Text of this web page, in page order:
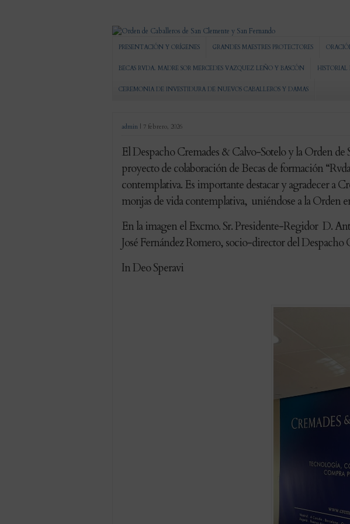
PRESENTACIÓN Y ORÍGENES GRANDES MAESTRES PROTECTORES
BECAS RVDA. MADRE SOR MERCEDES VAZQUEZ LEÑO Y BASCÓN HISTORIAL
CEREMONIA DE INVESTIDURA DE NUEVOS CABALLEROS Y DAMAS
admin | 7 febrero, 2026
El Despacho Cremades & Calvo-Sotelo y la Orden de
proyecto de colaboración de Becas de formación
contemplativa. Es importante destacar y agradecer a
monjas de vida contemplativa, uniéndose a la Orden
En la imagen el Excmo. Sr. Presidente-Regidor D.
José Fernández Romero, socio-director del
In Deo Speravi